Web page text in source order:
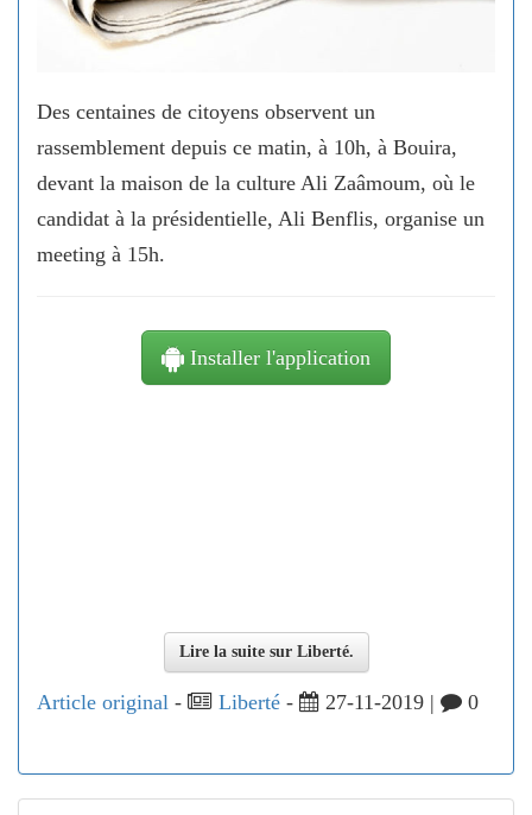
Des centaines de citoyens observent un
rassemblement depuis ce matin, à 10h, à Bouira,
devant la maison de la culture Ali Zaâmoum, où le
candidat à la présidentielle, Ali Benflis, organise un
meeting à 15h.
Installer l'application
Lire la suite sur Liberté.
Article original - Liberté - 27-11-2019 | 0